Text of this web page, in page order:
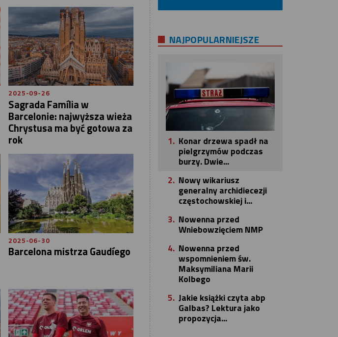
2025-09-26
Sagrada Família w
Barcelonie: najwyższa wieża
Chrystusa ma być gotowa za
rok
2025-06-30
Barcelona mistrza Gaudíego
NAJPOPULARNIEJSZE
1. Konar drzewa spadł na
pielgrzymów podczas
burzy. Dwie...
2. Nowy wikariusz
generalny archidiecezji
częstochowskiej i...
3. Nowenna przed
Wniebowzięciem NMP
4. Nowenna przed
wspomnieniem św.
Maksymiliana Marii
Kolbego
5. Jakie książki czyta abp
Galbas? Lektura jako
propozycja...